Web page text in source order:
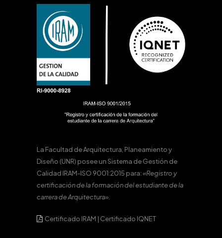
La Facultad de Arquitectura, Planeamiento y
Diseño (UNR) posee un Sistema de Gestión de
Calidad IRAM-ISO 9001:2015 para:«Registro y
certificación de la formación del estudiante de la
carrera de Arquitectura».
Certificado IRAM | Certificado IQNET